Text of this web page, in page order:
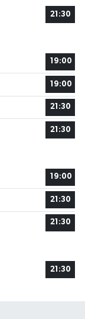
21:30
19:00
19:00
21:30
21:30
19:00
21:30
21:30
21:30